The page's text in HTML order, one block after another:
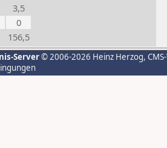
3,5
0
156,5
Server© 2006-2026 Heinz Herzog,